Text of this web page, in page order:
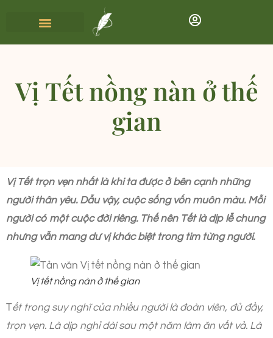
Vị Tết nồng nàn ở thế
gian
Vị Tết trọn vẹn nhất là khi ta được ở bên cạnh những
người thân yêu. Dẫu vậy, cuộc sống vốn muôn màu. Mỗi
người có một cuộc đời riêng. Thế nên Tết là dịp lễ chung
nhưng vẫn mang dư vị khác biệt trong tim từng người.
Vị tết nồng nàn ở thế gian
Tết trong suy nghĩ của nhiều người là đoàn viên, đủ đầy,
trọn vẹn. Là dịp nghỉ dài sau một năm làm ăn vất vả. Là